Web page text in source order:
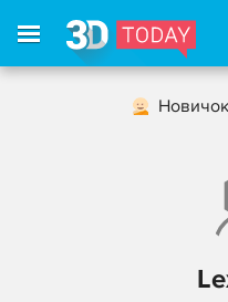
Новичок